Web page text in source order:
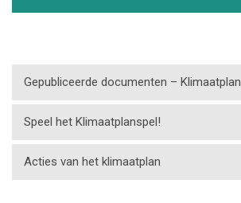
Gepubliceerde documenten – Klimaatplan
Speel het Klimaatplanspel!
Acties van het klimaatplan